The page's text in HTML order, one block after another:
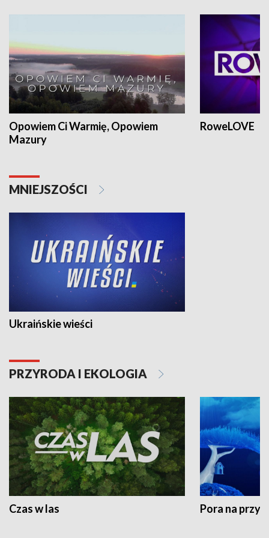
Opowiem Ci Warmię, Opowiem
Mazury
RoweLOVE
MNIEJSZOŚCI
Ukraińskie wieści
PRZYRODA I EKOLOGIA
Czas w las Pora na